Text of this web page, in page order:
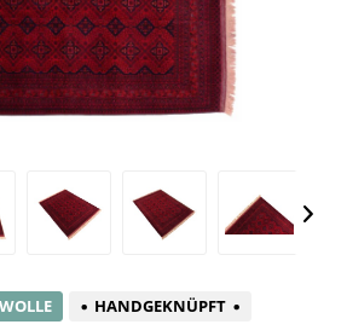
HANDGEKNÜPFT